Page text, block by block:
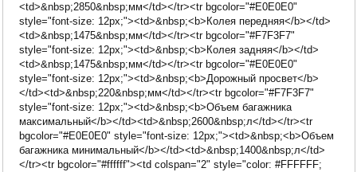
<td>&nbsp;2850&nbsp;мм</td></tr><tr bgcolor="#E0E0E0"
style="font-size: 12px;"><td>&nbsp;<b>Колея передняя</b></td>
<td>&nbsp;1475&nbsp;мм</td></tr><tr bgcolor="#F7F3F7"
style="font-size: 12px;"><td>&nbsp;<b>Колея задняя</b></td>
<td>&nbsp;1475&nbsp;мм</td></tr><tr bgcolor="#E0E0E0"
style="font-size: 12px;"><td>&nbsp;<b>Дорожный просвет</b>
</td><td>&nbsp;220&nbsp;мм</td></tr><tr bgcolor="#F7F3F7"
style="font-size: 12px;"><td>&nbsp;<b>Объем багажника
максимальный</b></td><td>&nbsp;2600&nbsp;л</td></tr><tr
bgcolor="#E0E0E0" style="font-size: 12px;"><td>&nbsp;<b>Объем
багажника минимальный</b></td><td>&nbsp;1400&nbsp;л</td>
</tr><tr bgcolor="#ffffff"><td colspan="2" style="color: #FFFFFF;